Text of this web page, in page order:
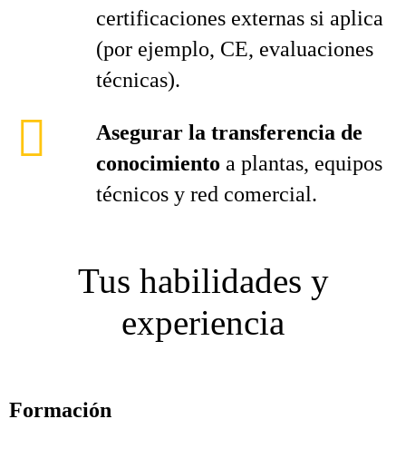
certificaciones externas si aplica
(por ejemplo, CE, evaluaciones
técnicas).
Asegurar la transferencia de
conocimiento a plantas, equipos
técnicos y red comercial.
Tus habilidades y
experiencia
Formación